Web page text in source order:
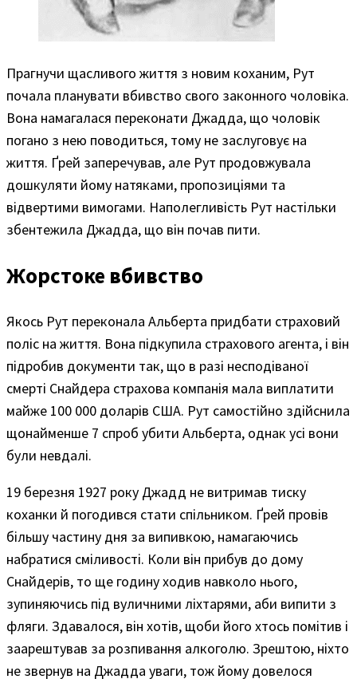
Прагнучи щасливого життя з новим коханим, Рут
почала планувати вбивство свого законного чоловіка.
Вона намагалася переконати Джадда, що чоловік
погано з нею поводиться, тому не заслуговує на
життя. Ґрей заперечував, але Рут продовжувала
дошкуляти йому натяками, пропозиціями та
відвертими вимогами. Наполегливість Рут настільки
збентежила Джадда, що він почав пити.
Жорстоке вбивство
Якось Рут переконала Альберта придбати страховий
поліс на життя. Вона підкупила страхового агента, і він
підробив документи так, що в разі несподіваної
смерті Снайдера страхова компанія мала виплатити
майже 100 000 доларів США. Рут самостійно здійснила
щонайменше 7 спроб убити Альберта, однак усі вони
були невдалі.
19 березня 1927 року Джадд не витримав тиску
коханки й погодився стати спільником. Ґрей провів
більшу частину дня за випивкою, намагаючись
набратися сміливості. Коли він прибув до дому
Снайдерів, то ще годину ходив навколо нього,
зупиняючись під вуличними ліхтарями, аби випити з
фляги. Здавалося, він хотів, щоби його хтось помітив і
заарештував за розпивання алкоголю. Зрештою, ніхто
не звернув на Джадда уваги, тож йому довелося